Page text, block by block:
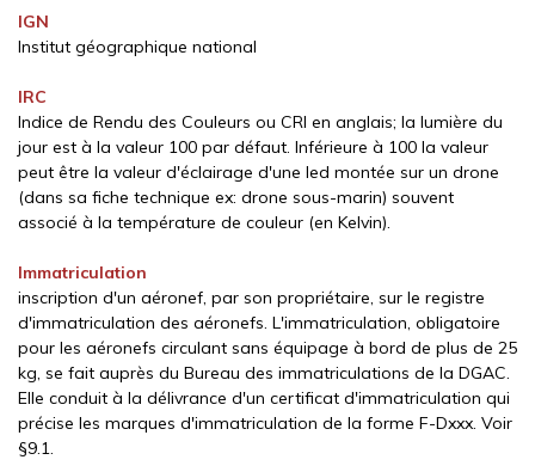
IGN
Institut géographique national
IRC
Indice de Rendu des Couleurs ou CRI en anglais; la lumière du
jour est à la valeur 100 par défaut. Inférieure à 100 la valeur
peut être la valeur d'éclairage d'une led montée sur un drone
(dans sa fiche technique ex: drone sous-marin) souvent
associé à la température de couleur (en Kelvin).
Immatriculation
inscription d'un aéronef, par son propriétaire, sur le registre
d'immatriculation des aéronefs. L'immatriculation, obligatoire
pour les aéronefs circulant sans équipage à bord de plus de 25
kg, se fait auprès du Bureau des immatriculations de la DGAC.
Elle conduit à la délivrance d'un certificat d'immatriculation qui
précise les marques d'immatriculation de la forme F-Dxxx. Voir
§9.1.